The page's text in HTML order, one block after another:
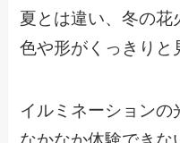
夏とは違い、冬の花
色や形がくっきりと
イルミネーション